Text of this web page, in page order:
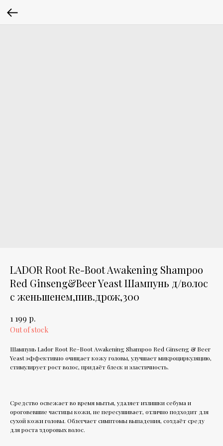
LADOR Root Re-Boot Awakening Shampoo
Red Ginseng&Beer Yeast Шампунь д/волос
с женьшенем,пив.дрож,300
1 199 р.
Out of stock
Шампунь Lador Root Re-Boot Awakening Shampoo Red Ginseng & Beer
Yeast эффективно очищает кожу головы, улучшает микроциркуляцию,
стимулирует рост волос, придаёт блеск и эластичность.
Средство освежает во время мытья, удаляет излишки себума и
ороговевшие частицы кожи, не пересушивает, отлично подходит для
сухой кожи головы. Облегчает симптомы выпадения, создаёт среду
для роста здоровых волос.